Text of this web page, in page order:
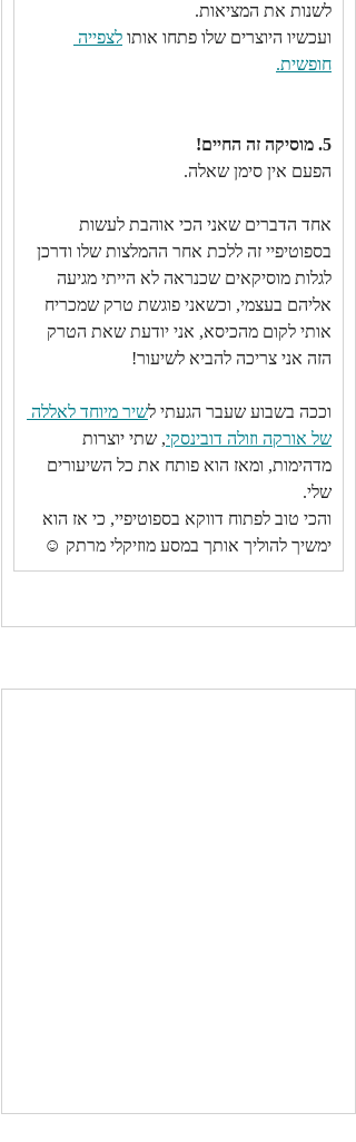
לשנות את המציאות.
ועכשיו היוצרים שלו פתחו אותו לצפייה
חופשית.
5. מוסיקה זה החיים!
הפעם אין סימן שאלה.
אחד הדברים שאני הכי אוהבת לעשות
בספוטיפיי זה ללכת אחר ההמלצות שלו ודרכן
לגלות מוסיקאים שכנראה לא הייתי מגיעה
אליהם בעצמי, וכשאני פוגשת טרק שמכריח
אותי לקום מהכיסא, אני יודעת שאת הטרק
הזה אני צריכה להביא לשיעור!
וככה בשבוע שעבר הגעתי לשיר מיוחד לאללה
של אורקה וזולה דובינסקי, שתי יוצרות
מדהימות, ומאז הוא פותח את כל השיעורים
שלי.
והכי טוב לפתוח דווקא בספוטיפיי, כי אז הוא
ימשיך להוליך אותך במסע מוזיקלי מרתק ☺